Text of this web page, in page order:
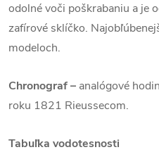
odolné voči poškrabaniu a je
zafírové sklíčko.
modeloch.
Chronograf – analógové
roku 1821 Rieussecom.
Tabuľka vodotesnosti